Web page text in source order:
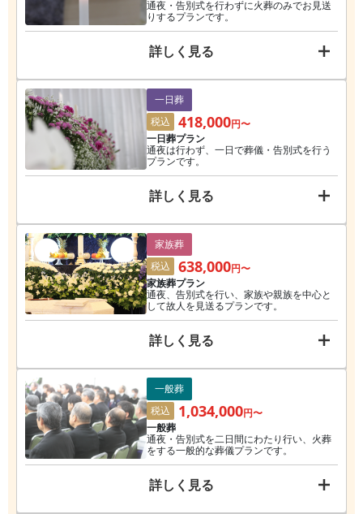
通夜・告別式を行わずに火葬のみでお見送
りするプランです。
詳しく見る
一日葬
税込
418,000円〜
一日葬プラン
通夜は行わず、一日で葬儀・告別式を行う
プランです。
詳しく見る
家族葬
税込
638,000円〜
家族葬プラン
通夜、告別式を行い、家族や親族を中心と
して故人を見送るプランです。
詳しく見る
一般葬
税込
1,034,000円〜
一般葬
通夜・告別式を二日間にわたり行い、火葬
をする一般的な葬儀プランです。
詳しく見る